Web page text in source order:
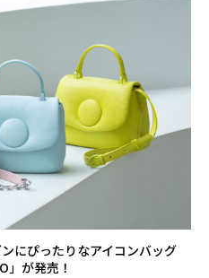
にぴったりなアイコンバッグ
」が発売！